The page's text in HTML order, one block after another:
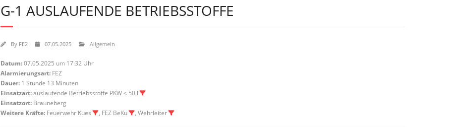
G-1 AUSLAUFENDE BETRIEBSSTOFFE
By FE2 07.05.2025 Allgemein
Datum:07.05.2025 um 17:32 Uhr
Alarmierungsart: FEZ
Dauer: 1 Stunde 13 Minuten
Einsatzart:auslaufende Betriebsstoffe PKW < 50 l
Einsatzort: Brauneberg
Weitere Kräfte: Feuerwehr Kues , FEZ BeKu , Wehrleiter